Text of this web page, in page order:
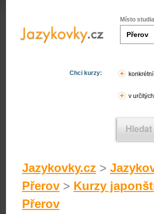
Místo studia
Chci kurzy:
v
Jazykovky.cz >
Přerov > Kurzy
Přerov